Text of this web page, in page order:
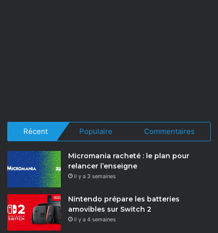
Récent Populaire Commentaires
Micromania racheté : le plan pour
relancer l’enseigne
il y a 3 semaines
Nintendo prépare les batteries
amovibles sur Switch 2
il y a 4 semaines